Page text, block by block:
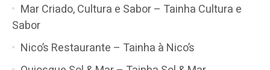
Mar Criado, Cultura e Sabor – Tainha Cultura e
Sabor
Nico’s Restaurante – Tainha à Nico’s